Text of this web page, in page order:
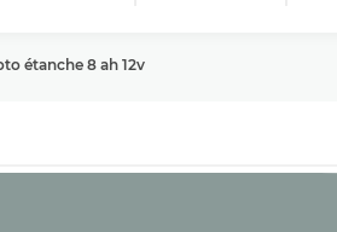
étanche 8 ah 12v